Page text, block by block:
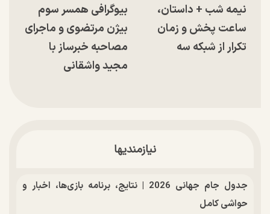
نیمه شب + داستان،
ساعت پخش و زمان
تکرار از شبکه سه
بیوگرافی همسر سوم
بیژن مرتضوی و ماجرای
مصاحبه خبرساز با
مجید واشقانی
نیازمندیها
جدول جام جهانی 2026 | نتایج، برنامه بازی‌ها، اخبار و
حواشی کامل